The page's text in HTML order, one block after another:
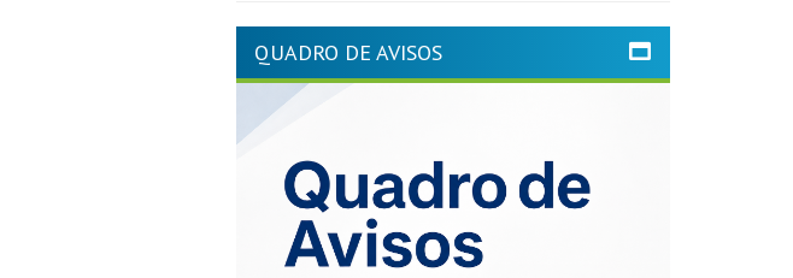
QUADRO DE AVISOS